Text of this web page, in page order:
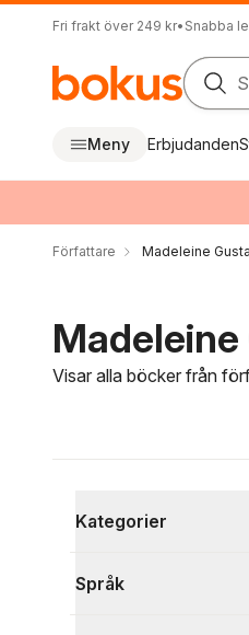
Fri frakt över 249 kr• Snabba
Meny Erbjudanden
Författare Madeleine
Visar alla böcker från
Kategorier
Språk